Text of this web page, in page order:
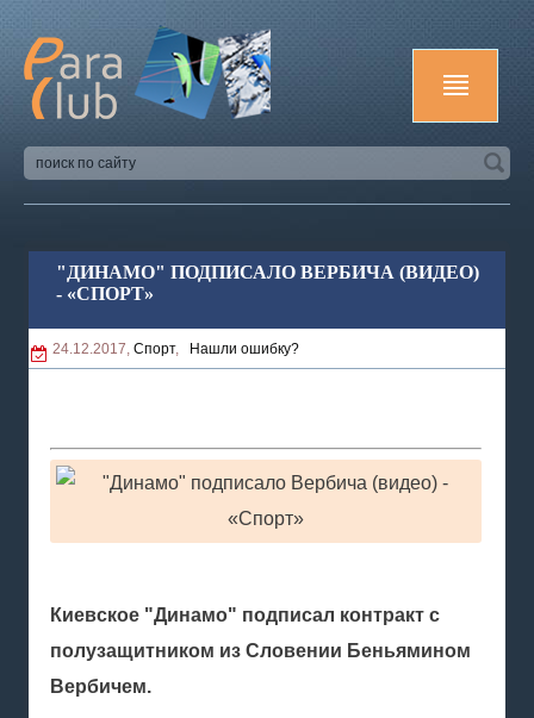
"ДИНАМО" ПОДПИСАЛО ВЕРБИЧА (ВИДЕО)
- «СПОРТ»
24.12.2017, Спорт, Нашли ошибку?
Киевское "Динамо" подписал контракт с
полузащитником из Словении Беньямином
Вербичем.